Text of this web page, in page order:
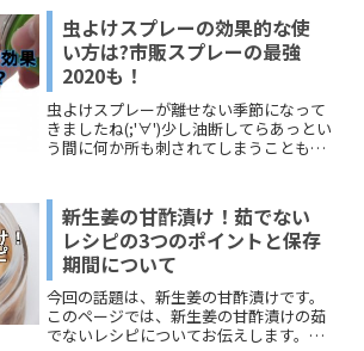
や防水スプレーの扱いです。具体的な方
法の手順と防止のポイントについて、そ
れぞれ分けてお伝えします。
虫よけスプレーの効果的な使
い方は?市販スプレーの最強
2020も！
虫よけスプレーが離せない季節になって
きましたね(;'∀')少し油断してらあっとい
う間に何か所も刺されてしまうこともし
もあります。そこで今回は、効果的な虫
よけスプレーの使い方を紹介したいと思
います＾＾2019年の最強虫よけも紹介!!
新生姜の甘酢漬け！茹でない
レシピの3つのポイントと保存
期間について
今回の話題は、新生姜の甘酢漬けです。
このページでは、新生姜の甘酢漬けの茹
でないレシピについてお伝えします。新